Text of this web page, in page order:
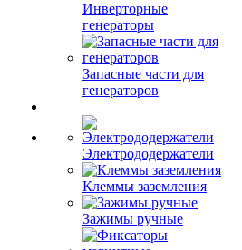
Инверторные
генераторы
Запасные части для
генераторов
Электрододержатели
Клеммы заземления
Зажимы ручные